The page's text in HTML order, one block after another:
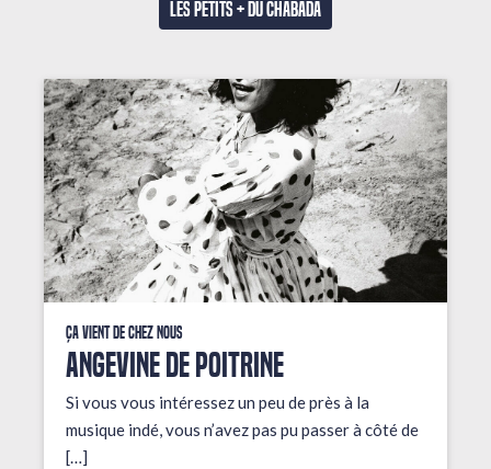
Les petits + du Chabada
Ça vient de chez nous
ANGEVINE DE POITRINE
Si vous vous intéressez un peu de près à la
musique indé, vous n’avez pas pu passer à côté de
[…]